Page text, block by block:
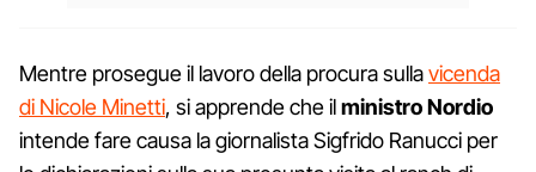
Mentre prosegue il lavoro della procura sullavicenda
di Nicole Minetti, si apprende che ilministro Nordio
intende fare causa la giornalista Sigfrido Ranucci per